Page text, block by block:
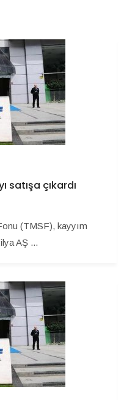
satışa çıkardı
(TMSF), kayyım
AŞ ...